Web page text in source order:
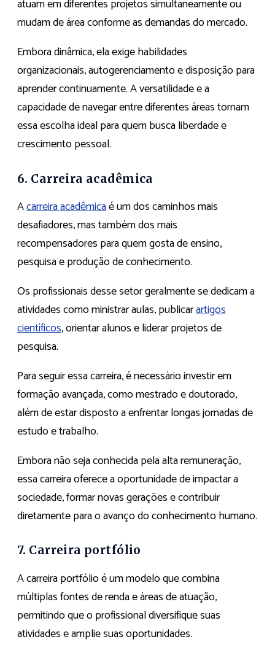
atuam em diferentes projetos simultaneamente ou
mudam de área conforme as demandas do mercado.
Embora dinâmica, ela exige habilidades
organizacionais, autogerenciamento e disposição para
aprender continuamente. A versatilidade e a
capacidade de navegar entre diferentes áreas tornam
essa escolha ideal para quem busca liberdade e
crescimento pessoal.
6. Carreira acadêmica
Acarreira acadêmicaé um dos caminhos mais
desafiadores, mas também dos mais
recompensadores para quem gosta de ensino,
pesquisa e produção de conhecimento.
Os profissionais desse setor geralmente se dedicam a
atividades como ministrar aulas, publicarartigos
científicos, orientar alunos e liderar projetos de
pesquisa.
Para seguir essa carreira, é necessário investir em
formação avançada, como mestrado e doutorado,
além de estar disposto a enfrentar longas jornadas de
estudo e trabalho.
Embora não seja conhecida pela alta remuneração,
essa carreira oferece a oportunidade de impactar a
sociedade, formar novas gerações e contribuir
diretamente para o avanço do conhecimento humano.
7. Carreira portfólio
A carreira portfólio é um modelo que combina
múltiplas fontes de renda e áreas de atuação,
permitindo que o profissional diversifique suas
atividades e amplie suas oportunidades.